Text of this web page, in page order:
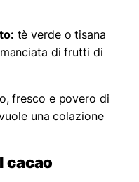
tè verde o tisana
di frutti di
fresco e povero di
una colazione
cacao